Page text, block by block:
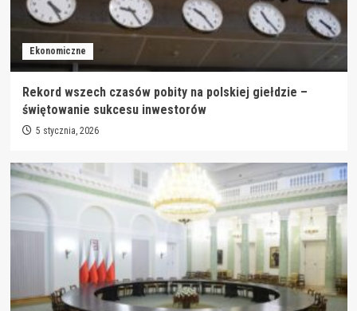
Ekonomiczne
Rekord wszech czasów pobity na polskiej giełdzie –
świętowanie sukcesu inwestorów
5 stycznia, 2026